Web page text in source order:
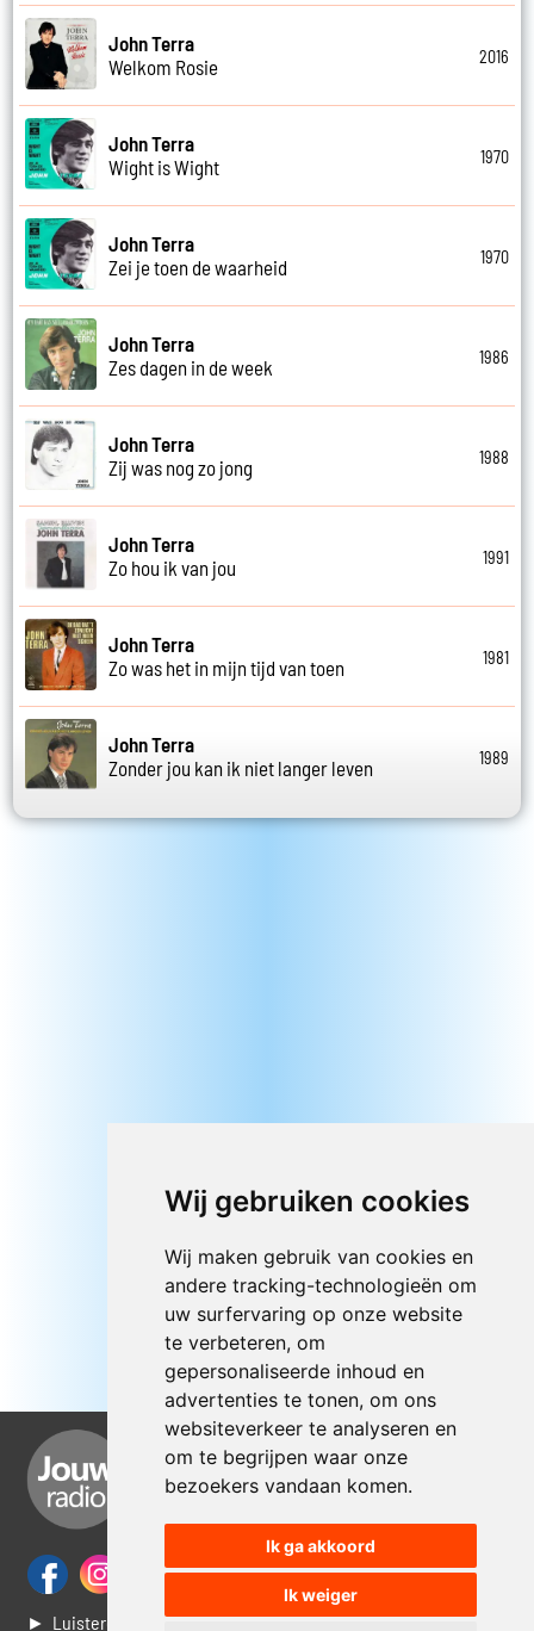
Wij gebruiken cookies
Wij maken gebruik van cookies en
andere tracking-technologieën om
uw surfervaring op onze website
te verbeteren, om
gepersonaliseerde inhoud en
advertenties te tonen, om ons
websiteverkeer te analyseren en
om te begrijpen waar onze
bezoekers vandaan komen.
Ik ga akkoord
Ik weiger
John Terra
Welkom Rosie
2016
John Terra
Wight is Wight
1970
John Terra
Zei je toen de waarheid
1970
John Terra
Zes dagen in de week
1986
John Terra
Zij was nog zo jong
1988
John Terra
Zo hou ik van jou
1991
John Terra
Zo was het in mijn tijd van toen
1981
John Terra
Zonder jou kan ik niet langer leven
1989
► Luisteren naar Jouwradio